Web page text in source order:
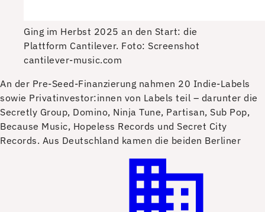
Ging im Herbst 2025 an den Start: die
Plattform Cantilever. Foto: Screenshot
cantilever-music.com
An der Pre-Seed-Finanzierung nahmen 20 Indie-Labels
sowie Privatinvestor:innen von Labels teil – darunter die
Secretly Group, Domino, Ninja Tune, Partisan, Sub Pop,
Because Music, Hopeless Records und Secret City
Records. Aus Deutschland kamen die beiden Berliner